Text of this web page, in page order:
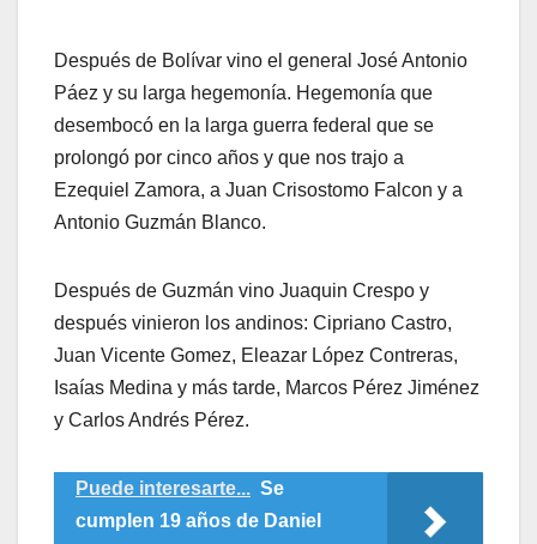
Después de Bolívar vino el general José Antonio
Páez y su larga hegemonía. Hegemonía que
desembocó en la larga guerra federal que se
prolongó por cinco años y que nos trajo a
Ezequiel Zamora, a Juan Crisostomo Falcon y a
Antonio Guzmán Blanco.
Después de Guzmán vino Juaquin Crespo y
después vinieron los andinos: Cipriano Castro,
Juan Vicente Gomez, Eleazar López Contreras,
Isaías Medina y más tarde, Marcos Pérez Jiménez
y Carlos Andrés Pérez.
Puede interesarte... Se
cumplen 19 años de Daniel